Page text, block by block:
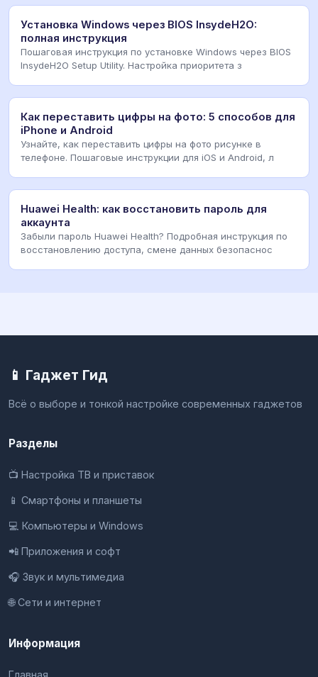
Установка Windows через BIOS InsydeH2O:
полная инструкция
Пошаговая инструкция по установке Windows через BIOS
InsydeH2O Setup Utility. Настройка приоритета з
Как переставить цифры на фото: 5 способов для
iPhone и Android
Узнайте, как переставить цифры на фото рисунке в
телефоне. Пошаговые инструкции для iOS и Android, л
Huawei Health: как восстановить пароль для
аккаунта
Забыли пароль Huawei Health? Подробная инструкция по
восстановлению доступа, смене данных безопаснос
📱 Гаджет Гид
Всё о выборе и тонкой настройке современных гаджетов
Разделы
📺 Настройка ТВ и приставок
📱 Смартфоны и планшеты
💻 Компьютеры и Windows
📲 Приложения и софт
🎧 Звук и мультимедиа
🌐 Сети и интернет
Информация
Главная